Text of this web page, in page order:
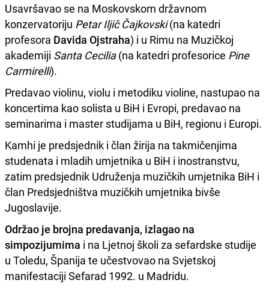
Usavršavao se na Moskovskom državnom
konzervatoriju Petar Iljič Čajkovski(na katedri
profesora Davida Ojstraha) i u Rimu na Muzičkoj
akademiji Santa Cecilia(na katedri profesorice Pine
Carmirelli).
Predavao violinu, violu i metodiku violine, nastupao na
koncertima kao solista u BiH i Evropi, predavao na
seminarima i master studijama u BiH, regionu i Europi.
Kamhi je predsjednik i član žirija na takmičenjima
studenata i mladih umjetnika u BiH i inostranstvu,
zatim predsjednik Udruženja muzičkih umjetnika BiH i
član Predsjedništva muzičkih umjetnika bivše
Jugoslavije.
Održao je brojna predavanja, izlagao na
simpozijumima i na Ljetnoj školi za sefardske studije
u Toledu, Španija te učestvovao na Svjetskoj
manifestaciji Sefarad 1992. u Madridu.